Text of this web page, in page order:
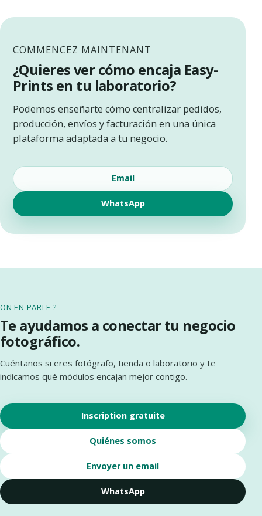
COMMENCEZ MAINTENANT
¿Quieres ver cómo encaja Easy-
Prints en tu laboratorio?
Podemos enseñarte cómo centralizar pedidos,
producción, envíos y facturación en una única
plataforma adaptada a tu negocio.
Email
WhatsApp
ON EN PARLE ?
Te ayudamos a conectar tu negocio
fotográfico.
Cuéntanos si eres fotógrafo, tienda o laboratorio y te
indicamos qué módulos encajan mejor contigo.
Inscription gratuite
Quiénes somos
Envoyer un email
WhatsApp